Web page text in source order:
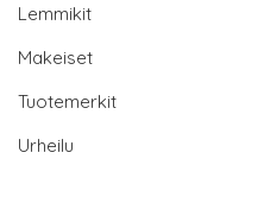
Lemmikit
Makeiset
Tuotemerkit
Urheilu